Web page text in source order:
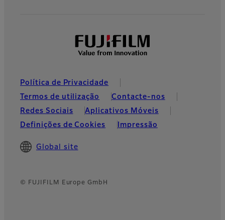
Política de Privacidade
Termos de utilização
Contacte-nos
Redes Sociais
Aplicativos Móveis
Definições de Cookies
Impressão
Global site
© FUJIFILM Europe GmbH